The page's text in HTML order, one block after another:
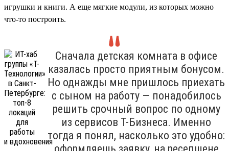
игрушки и книги. А еще мягкие модули, из которых можно
что-то построить.
Сначала детская комната в офисе
казалась просто приятным бонусом.
Но однажды мне пришлось приехать
с сыном на работу — понадобилось
решить срочный вопрос по одному
из сервисов Т-Бизнеса. Именно
тогда я понял, насколько это удобно: